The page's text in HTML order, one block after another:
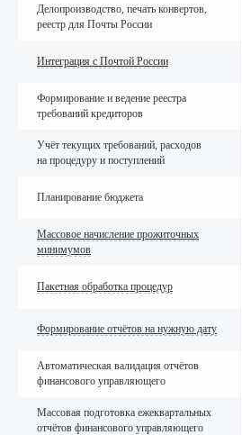
Делопроизводство, печать конвертов,
реестр для Почты России
Интеграция с Почтой России
Формирование и ведение реестра
требований кредиторов
Учёт текущих требований, расходов
на процедуру и поступлений
Планирование бюджета
Массовое начисление прожиточных
минимумов
Пакетная обработка процедур
Формирование отчётов на нужную дату
Автоматическая валидация отчётов
финансового управляющего
Массовая подготовка ежеквартальных
отчётов финансового управляющего